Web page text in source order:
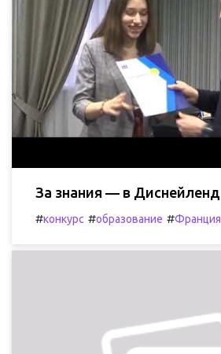
За знания — в Диснейленд
#конкурс #образование #Франция